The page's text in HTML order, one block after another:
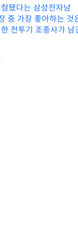
됐다는 삼성전자남
중 가장 좋아하는 것
전투기 조종사가 남